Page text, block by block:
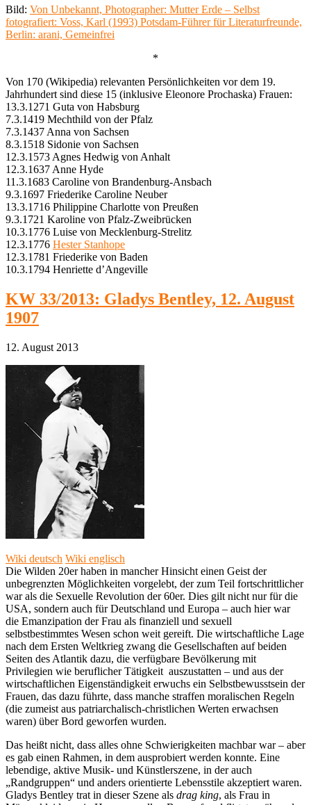
Bild: Von Unbekannt, Photographer: Mutter Erde – Selbst
fotografiert: Voss, Karl (1993) Potsdam-Führer für Literaturfreunde,
Berlin: arani, Gemeinfrei
*
Von 170 (Wikipedia) relevanten Persönlichkeiten vor dem 19.
Jahrhundert sind diese 15 (inklusive Eleonore Prochaska) Frauen:
13.3.1271 Guta von Habsburg
7.3.1419 Mechthild von der Pfalz
7.3.1437 Anna von Sachsen
8.3.1518 Sidonie von Sachsen
12.3.1573 Agnes Hedwig von Anhalt
12.3.1637 Anne Hyde
11.3.1683 Caroline von Brandenburg-Ansbach
9.3.1697 Friederike Caroline Neuber
13.3.1716 Philippine Charlotte von Preußen
9.3.1721 Karoline von Pfalz-Zweibrücken
10.3.1776 Luise von Mecklenburg-Strelitz
12.3.1776 Hester Stanhope
12.3.1781 Friederike von Baden
10.3.1794 Henriette d’Angeville
KW 33/2013: Gladys Bentley, 12. August
1907
12. August 2013
Wiki deutsch Wiki englisch
Die Wilden 20er haben in mancher Hinsicht einen Geist der
unbegrenzten Möglichkeiten vorgelebt, der zum Teil fortschrittlicher
war als die Sexuelle Revolution der 60er. Dies gilt nicht nur für die
USA, sondern auch für Deutschland und Europa – auch hier war
die Emanzipation der Frau als finanziell und sexuell
selbstbestimmtes Wesen schon weit gereift. Die wirtschaftliche Lage
nach dem Ersten Weltkrieg zwang die Gesellschaften auf beiden
Seiten des Atlantik dazu, die verfügbare Bevölkerung mit
Privilegien wie beruflicher Tätigkeit auszustatten – und aus der
wirtschaftlichen Eigenständigkeit erwuchs ein Selbstbewusstsein der
Frauen, das dazu führte, dass manche straffen moralischen Regeln
(die zumeist aus patriarchalisch-christlichen Werten erwachsen
waren) über Bord geworfen wurden.
Das heißt nicht, dass alles ohne Schwierigkeiten machbar war – aber
es gab einen Rahmen, in dem ausprobiert werden konnte. Eine
lebendige, aktive Musik- und Künstlerszene, in der auch
„Randgruppen“ und anders orientierte Lebensstile akzeptiert waren.
Gladys Bentley trat in dieser Szene als drag king, als Frau in